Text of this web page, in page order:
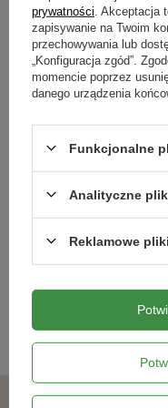
- 9,5% - Całkowitego
- 9,5% - Azotu
- 7,0% - Całkowitego
- 13,0% - Całkowitego
- 0,02% - Całkowitego
- fosforan dwuamonowy
- siarczan magnezu
- żelazo w postaci
Przechowywanie:
Zalecane jest
Podmiot odpowiedzialny za ten
Złotooki bohater Vegano - 200
10 m2 ochrony
Kategorie powiązane
Zestawy nawozów,
prywatności . Akceptacja
zapisywanie na Twoim
przechowywania lub
„Konfiguracja zgód”.
momencie poprzez
danego urządzenia
Funkcjonalne
Analityczne
Reklamowe